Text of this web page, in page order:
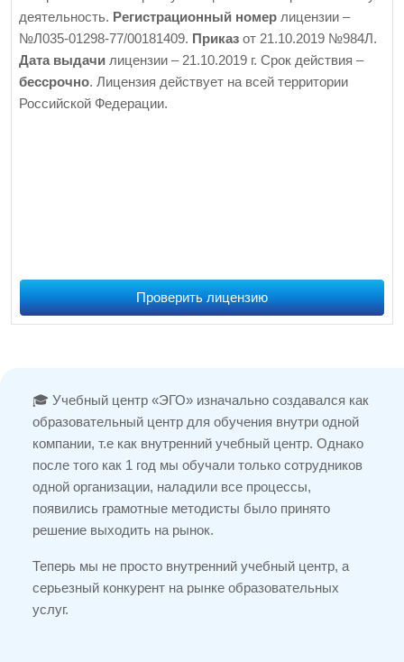
деятельность. Регистрационный номер лицензии –
№Л035-01298-77/00181409. Приказ от 21.10.2019 №984Л.
Дата выдачи лицензии – 21.10.2019 г. Срок действия –
бессрочно. Лицензия действует на всей территории
Российской Федерации.
Проверить лицензию
🎓 Учебный центр «ЭГО» изначально создавался как
образовательный центр для обучения внутри одной
компании, т.е как внутренний учебный центр. Однако
после того как 1 год мы обучали только сотрудников
одной организации, наладили все процессы,
появились грамотные методисты было принято
решение выходить на рынок.
Теперь мы не просто внутренний учебный центр, а
серьезный конкурент на рынке образовательных
услуг.